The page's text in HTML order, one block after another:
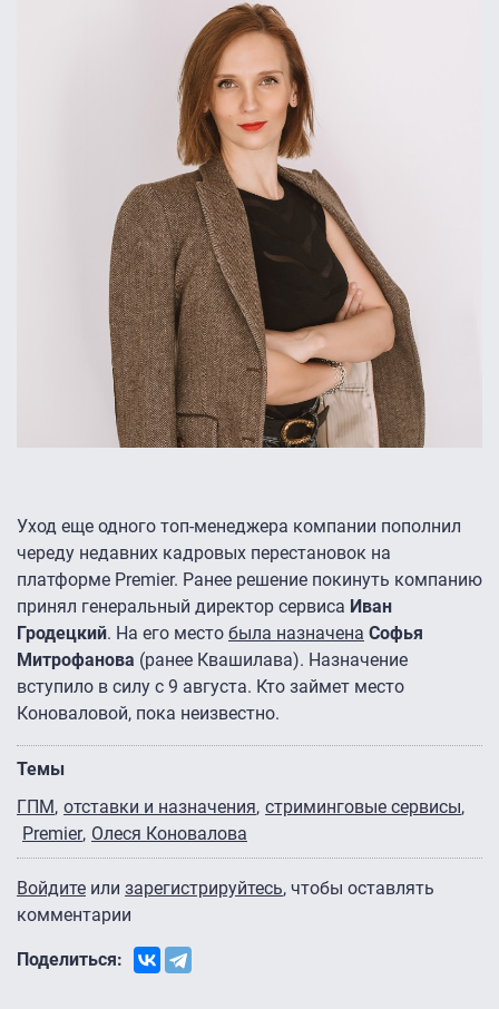
Уход еще одного топ-менеджера компании пополнил
череду недавних кадровых перестановок на
платформе Premier. Ранее решение покинуть компанию
принял генеральный директор сервиса Иван
Гродецкий. На его место была назначена Софья
Митрофанова (ранее Квашилава). Назначение
вступило в силу с 9 августа. Кто займет место
Коноваловой, пока неизвестно.
Темы
ГПМ отставки и назначения стриминговые сервисы
Premier Олеся Коновалова
Войдите или зарегистрируйтесь, чтобы оставлять
комментарии
Поделиться: